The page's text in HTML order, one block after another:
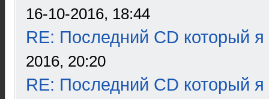
16-10-2016, 18:44
RE: Последний CD который я
2016, 20:20
RE: Последний CD который я